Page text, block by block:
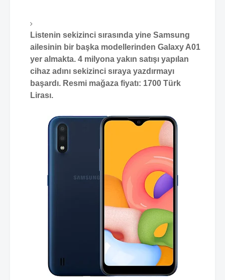
Listenin sekizinci sırasında yine Samsung
ailesinin bir başka modellerinden Galaxy A01
yer almakta. 4 milyona yakın satışı yapılan
cihaz adını sekizinci sıraya yazdırmayı
başardı. Resmi mağaza fiyatı: 1700 Türk
Lirası.